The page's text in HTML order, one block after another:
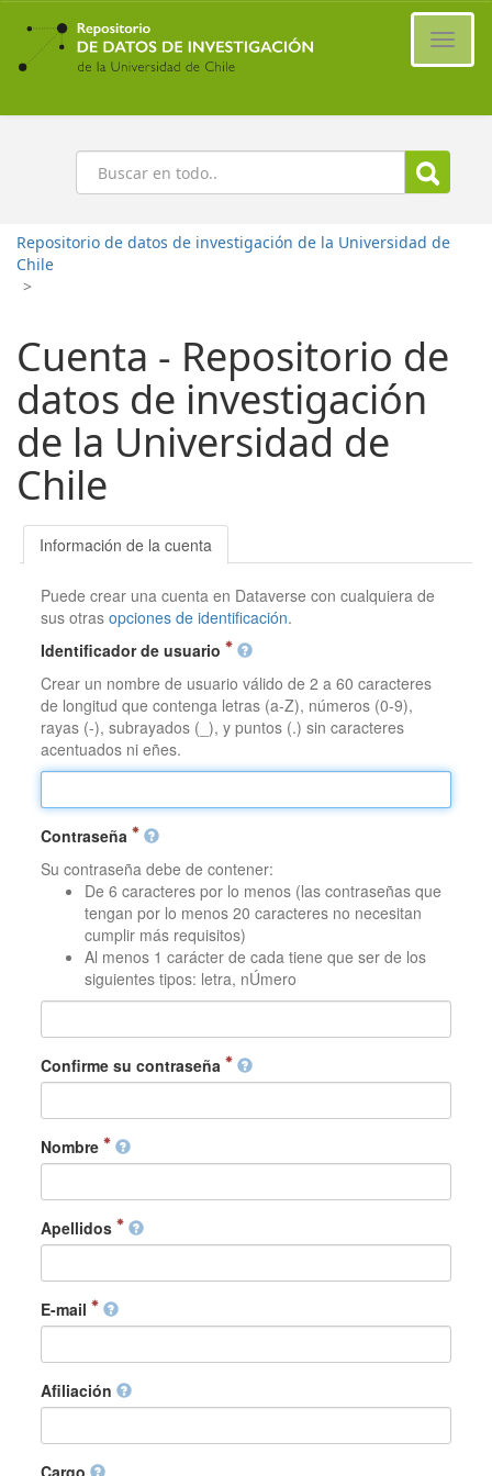
Ir
contenido
principal
Buscar
Repositorio de datos de investigación de la Universidad de
Chile
>
Cuenta - Repositorio de
datos de investigación
de la Universidad de
Chile
Información de la cuenta
Puede crear una cuenta en Dataverse con cualquiera de
sus otrasopciones de identificación.
Identificador de usuario
Crear un nombre de usuario válido de 2 a 60 caracteres
de longitud que contenga letras (a-Z), números (0-9),
rayas (-), subrayados (_), y puntos (.) sin caracteres
acentuados ni eñes.
Contraseña
Su contraseña debe de contener:
De 6 caracteres por lo menos (las contraseñas que
tengan por lo menos 20 caracteres no necesitan
cumplir más requisitos)
Al menos 1 carácter de cada tiene que ser de los
siguientes tipos: letra, nÚmero
Confirme su contraseña
Nombre
Apellidos
E-mail
Afiliación
Cargo